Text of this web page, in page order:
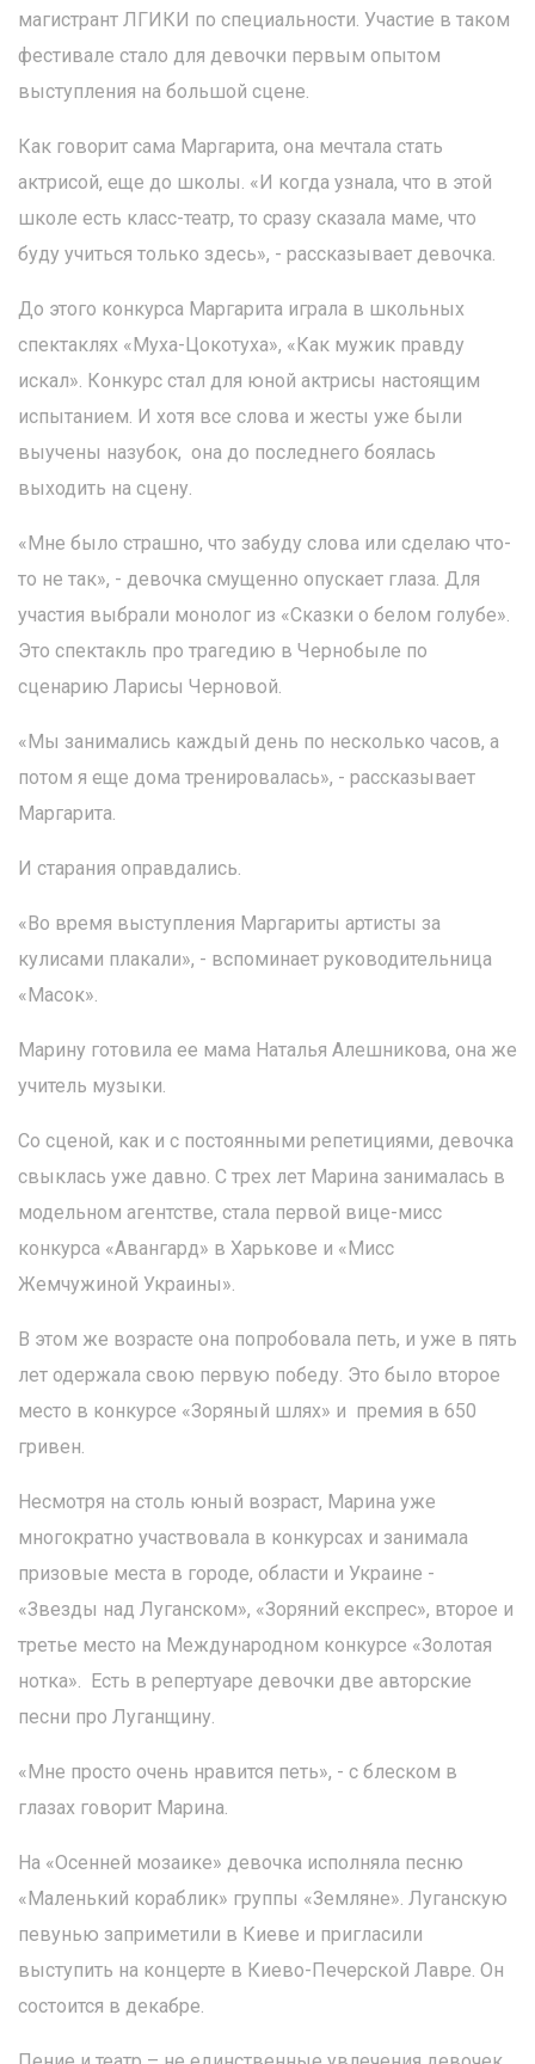
магистрант ЛГИКИ по специальности. Участие в таком
фестивале стало для девочки первым опытом
выступления на большой сцене.
Как говорит сама Маргарита, она мечтала стать
актрисой, еще до школы. «И когда узнала, что в этой
школе есть класс-театр, то сразу сказала маме, что
буду учиться только здесь», - рассказывает девочка.
До этого конкурса Маргарита играла в школьных
спектаклях «Муха-Цокотуха», «Как мужик правду
искал». Конкурс стал для юной актрисы настоящим
испытанием. И хотя все слова и жесты уже были
выучены назубок, она до последнего боялась
выходить на сцену.
«Мне было страшно, что забуду слова или сделаю что-
то не так», - девочка смущенно опускает глаза. Для
участия выбрали монолог из «Сказки о белом голубе».
Это спектакль про трагедию в Чернобыле по
сценарию Ларисы Черновой.
«Мы занимались каждый день по несколько часов, а
потом я еще дома тренировалась», - рассказывает
Маргарита.
И старания оправдались.
«Во время выступления Маргариты артисты за
кулисами плакали», - вспоминает руководительница
«Масок».
Марину готовила ее мама Наталья Алешникова, она же
учитель музыки.
Со сценой, как и с постоянными репетициями, девочка
свыклась уже давно. С трех лет Марина занималась в
модельном агентстве, стала первой вице-мисс
конкурса «Авангард» в Харькове и «Мисс
Жемчужиной Украины».
В этом же возрасте она попробовала петь, и уже в пять
лет одержала свою первую победу. Это было второе
место в конкурсе «Зоряный шлях» и премия в 650
гривен.
Несмотря на столь юный возраст, Марина уже
многократно участвовала в конкурсах и занимала
призовые места в городе, области и Украине -
«Звезды над Луганском», «Зоряний експрес», второе и
третье место на Международном конкурсе «Золотая
нотка». Есть в репертуаре девочки две авторские
песни про Луганщину.
«Мне просто очень нравится петь», - с блеском в
глазах говорит Марина.
На «Осенней мозаике» девочка исполняла песню
«Маленький кораблик» группы «Земляне». Луганскую
певунью заприметили в Киеве и пригласили
выступить на концерте в Киево-Печерской Лавре. Он
состоится в декабре.